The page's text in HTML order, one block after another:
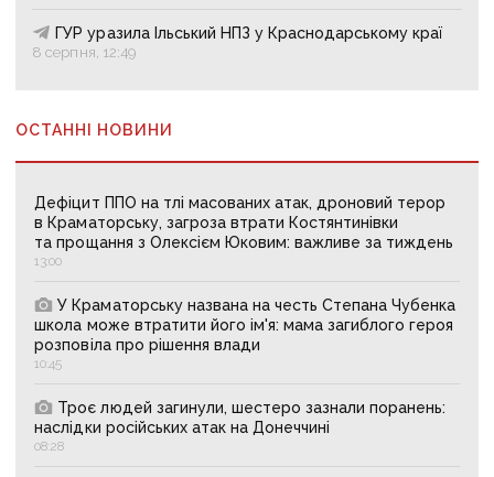
ГУР уразила Ільський НПЗ у Краснодарському краї
8 серпня, 12:49
ОСТАННІ НОВИНИ
Дефіцит ППО на тлі масованих атак, дроновий терор
в Краматорську, загроза втрати Костянтинівки
та прощання з Олексієм Юковим: важливе за тиждень
13:00
У Краматорську названа на честь Степана Чубенка
школа може втратити його ім'я: мама загиблого героя
розповіла про рішення влади
10:45
Троє людей загинули, шестеро зазнали поранень:
наслідки російських атак на Донеччині
08:28